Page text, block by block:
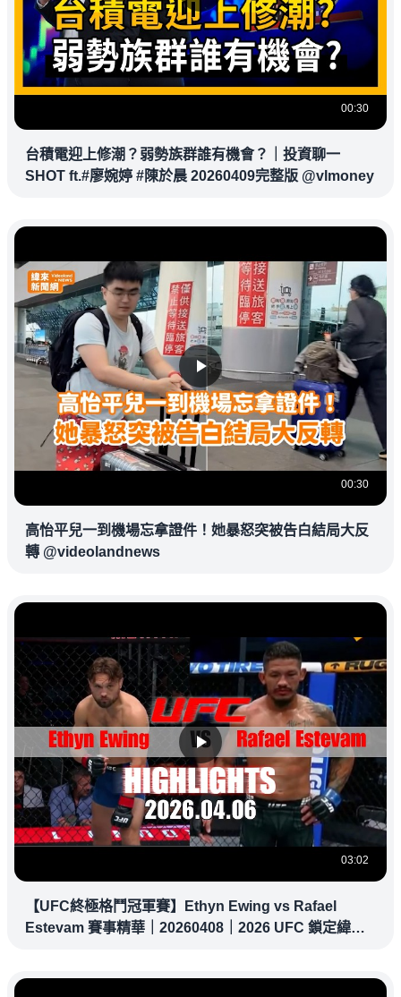
00:30
台積電迎上修潮？弱勢族群誰有機會？｜投資聊一
SHOT ft.#廖婉婷 #陳於晨 20260409完整版 @vlmoney
00:30
高怡平兒一到機場忘拿證件！她暴怒突被告白結局大反
轉 @videolandnews
03:02
【UFC終極格鬥冠軍賽】Ethyn Ewing vs Rafael
Estevam 賽事精華｜20260408｜2026 UFC 鎖定緯